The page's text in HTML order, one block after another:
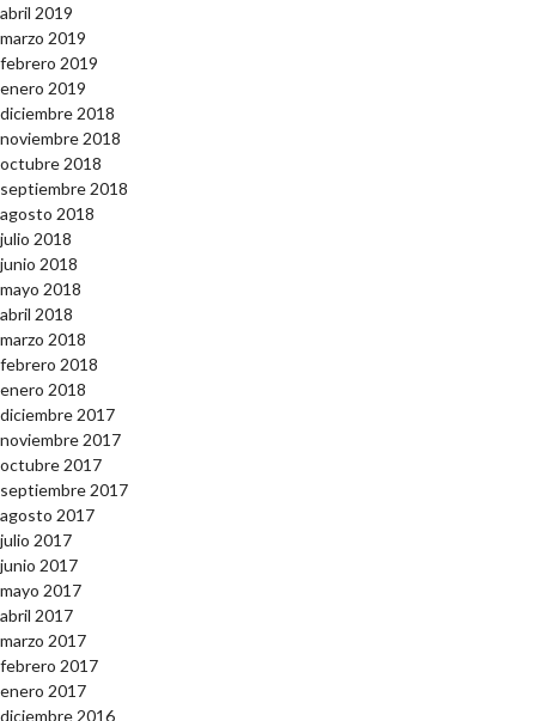
abril 2019
marzo 2019
febrero 2019
enero 2019
diciembre 2018
noviembre 2018
octubre 2018
septiembre 2018
agosto 2018
julio 2018
junio 2018
mayo 2018
abril 2018
marzo 2018
febrero 2018
enero 2018
diciembre 2017
noviembre 2017
octubre 2017
septiembre 2017
agosto 2017
julio 2017
junio 2017
mayo 2017
abril 2017
marzo 2017
febrero 2017
enero 2017
diciembre 2016